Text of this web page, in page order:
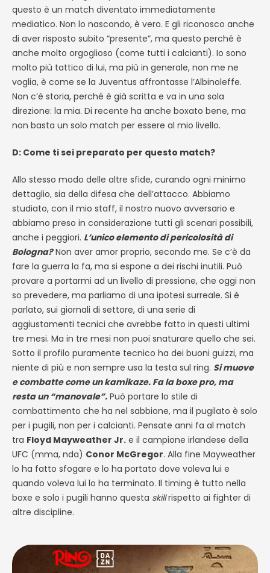
questo è un match diventato immediatamente
mediatico. Non lo nascondo, è vero. E gli riconosco anche
di aver risposto subito “presente”, ma questo perché è
anche molto orgoglioso (come tutti i calcianti). Io sono
molto più tattico di lui, ma più in generale, non me ne
voglia, è come se la Juventus affrontasse l’Albinoleffe.
Non c’è storia, perché è già scritta e va in una sola
direzione: la mia. Di recente ha anche boxato bene, ma
non basta un solo match per essere al mio livello.
D: Come ti sei preparato per questo match?
Allo stesso modo delle altre sfide, curando ogni minimo
dettaglio, sia della difesa che dell’attacco. Abbiamo
studiato, con il mio staff, il nostro nuovo avversario e
abbiamo preso in considerazione tutti gli scenari possibili,
anche i peggiori. L’unico elemento di pericolosità di
Bologna?Non aver amor proprio, secondo me. Se c’è da
fare la guerra la fa, ma si espone a dei rischi inutili. Può
provare a portarmi ad un livello di pressione, che oggi non
so prevedere, ma parliamo di una ipotesi surreale. Si è
parlato, sui giornali di settore, di una serie di
aggiustamenti tecnici che avrebbe fatto in questi ultimi
tre mesi. Ma in tre mesi non puoi snaturare quello che sei.
Sotto il profilo puramente tecnico ha dei buoni guizzi, ma
niente di più e non sempre usa la testa sul ring. Si muove
e combatte come un kamikaze. Fa la boxe pro, ma
resta un “manovale”. Può portare lo stile di
combattimento che ha nel sabbione, ma il pugilato è solo
per i pugili, non per i calcianti. Pensate anni fa al match
tra Floyd Mayweather Jr. e il campione irlandese della
UFC (mma, nda) Conor McGregor. Alla fine Mayweather
lo ha fatto sfogare e lo ha portato dove voleva lui e
quando voleva lui lo ha terminato. Il timing è tutto nella
boxe e solo i pugili hanno questa skillrispetto ai fighter di
altre discipline.